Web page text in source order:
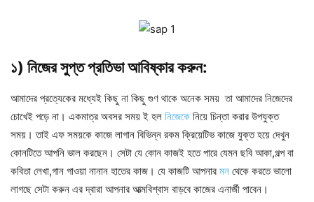
১) নিজের সুপ্ত প্রতিভা আবিষ্কার করুন:
আমাদের প্রত্যেকের মধ্যেই কিছু না কিছু গুণ থাকে অনেক সময় তা আমাদের নিজেদের
চোখেই পড়ে না। একমাত্র অবসর সময় ই হল নিজেকে নিয়ে চিন্তা করার উপযুক্ত
সময়। তাই এফ সময়কে কাজে লাগান বিভিন্ন রকম ক্রিয়েটিভ কাজে যুক্ত হয়ে দেখুন
কোনটিতে আপনি ভাল করছেন। সেটা যে কোন কাজই হতে পারে যেমন ছবি আকা,গল্প বা
কবিতা লেখা,গান গাওয়া নানান হাতের কাজ। যে কাজটি আপনার মন থেকে করতে ভালো
লাগছে সেটা করুন এর দ্বারা আপনার আত্মবিশ্বাস বাড়বে কাজের এনার্জী পাবেন।